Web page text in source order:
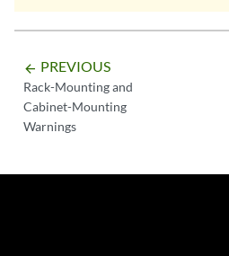
arrow_backward PREVIOUS
Rack-Mounting and
Cabinet-Mounting
Warnings